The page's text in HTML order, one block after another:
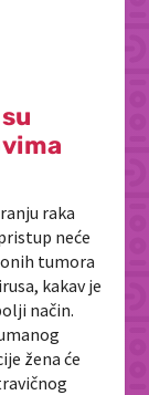
raka
neće
tumora
kakav je
način.
žena će